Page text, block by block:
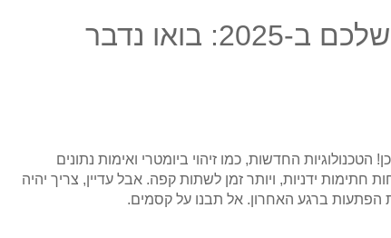
5 שאלות בוערות על המשכנתא שלכם ב-2025: בואו נדבר
הטכנולוגיות החדשות, כמו זיהוי ביומטרי ואימות נתונים
חתימות ידניות, ויותר זמן לשתות קפה. אבל עדיין, צריך יהיה
ברגע האחרון. אל תבנו על קסמים.